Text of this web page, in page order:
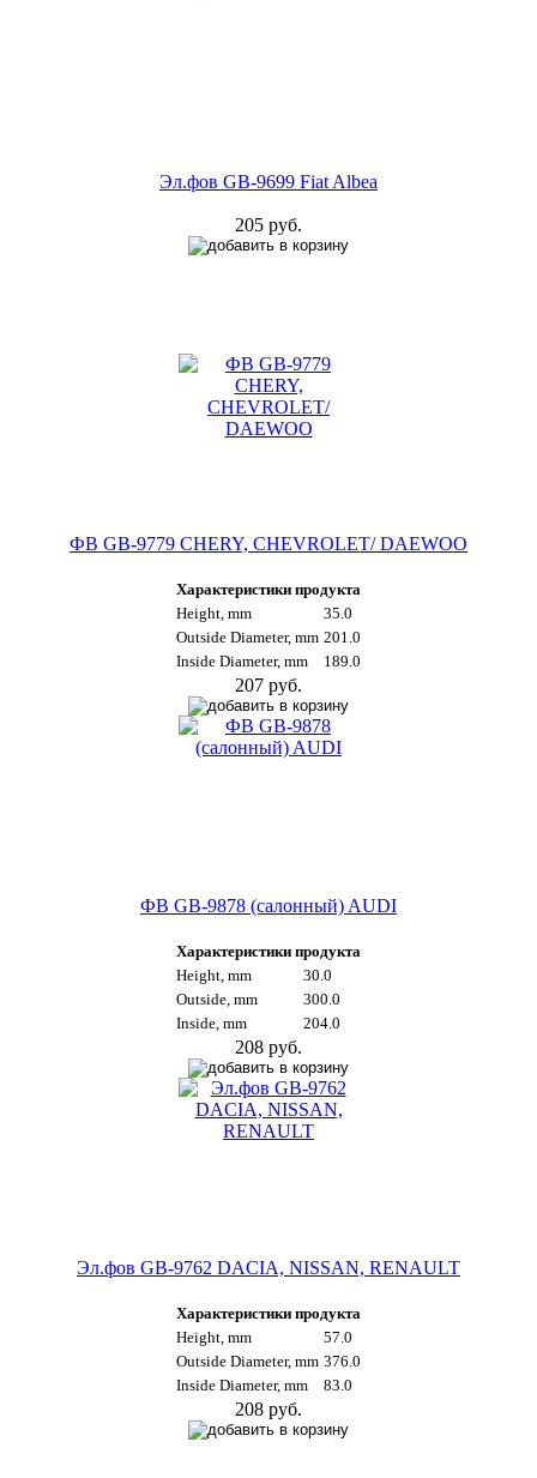
Эл.фов GB-9699 Fiat Albea
205 руб.
ФВ GB-9779 CHERY, CHEVROLET/ DAEWOO
Характеристики продукта
Height, mm
35.0
Outside Diameter, mm 201.0
Inside Diameter, mm
189.0
207 руб.
ФВ GB-9878 (салонный) AUDI
Характеристики продукта
Height, mm
30.0
Outside, mm
300.0
Inside, mm
204.0
208 руб.
Эл.фов GB-9762 DACIA, NISSAN, RENAULT
Характеристики продукта
Height, mm
57.0
Outside Diameter, mm 376.0
Inside Diameter, mm
83.0
208 руб.